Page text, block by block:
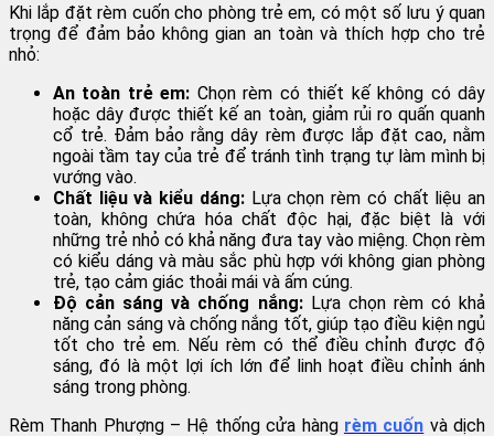
Khi lắp đặt rèm cuốn cho phòng trẻ em, có một số lưu ý quan
trọng để đảm bảo không gian an toàn và thích hợp cho trẻ
nhỏ:
An toàn trẻ em: Chọn rèm có thiết kế không có dây
hoặc dây được thiết kế an toàn, giảm rủi ro quấn quanh
cổ trẻ. Đảm bảo rằng dây rèm được lắp đặt cao, nằm
ngoài tầm tay của trẻ để tránh tình trạng tự làm mình bị
vướng vào.
Chất liệu và kiểu dáng:Lựa chọn rèm có chất liệu an
toàn, không chứa hóa chất độc hại, đặc biệt là với
những trẻ nhỏ có khả năng đưa tay vào miệng. Chọn rèm
có kiểu dáng và màu sắc phù hợp với không gian phòng
trẻ, tạo cảm giác thoải mái và ấm cúng.
Độ cản sáng và chống nắng:Lựa chọn rèm có khả
năng cản sáng và chống nắng tốt, giúp tạo điều kiện ngủ
tốt cho trẻ em. Nếu rèm có thể điều chỉnh được độ
sáng, đó là một lợi ích lớn để linh hoạt điều chỉnh ánh
sáng trong phòng.
Rèm Thanh Phượng – Hệ thống cửa hàng rèm cuốn và dịch